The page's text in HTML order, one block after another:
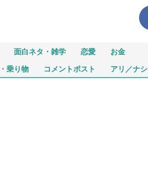
面白ネタ・雑学 恋愛 お金
乗り物 コメントポスト アリ／ナシ